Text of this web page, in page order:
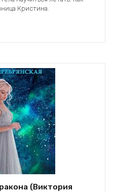
Кристина.
(Виктория